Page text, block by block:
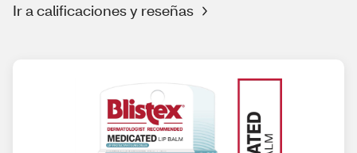
Ir a calificaciones y reseñas